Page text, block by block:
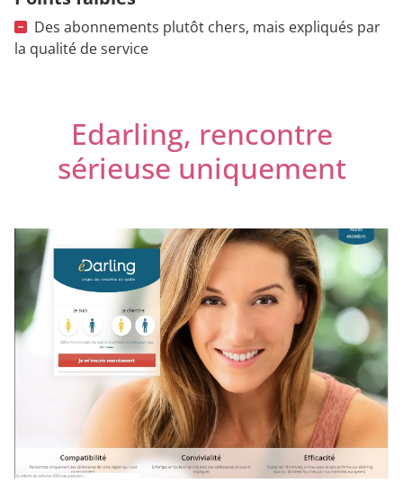
Des abonnements plutôt chers, mais expliqués par
la qualité de service
Edarling, rencontre
sérieuse uniquement